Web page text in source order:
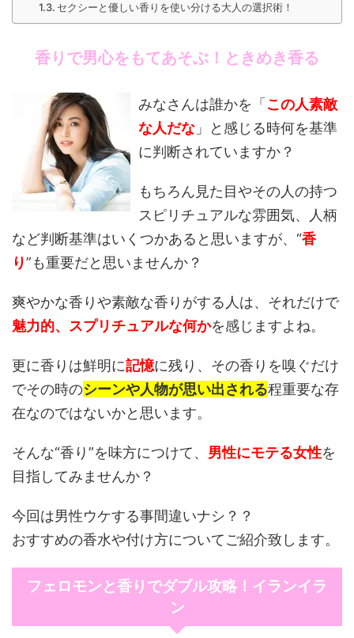
セクシーと優しい香りを使い分ける大人の選択術！
香りで男心をもてあそぶ！ときめき香る
みなさんは誰かを「 この人素敵
な人だな 」と感じる時何を基準
に判断されていますか？
もちろん見た目やその人の持つ
スピリチュアルな雰囲気、人柄
など判断基準はいくつかあると思いますが、“香
り”も重要だと思いませんか？
爽やかな香りや素敵な香りがする人は、それだけで
魅力的、スプリチュアルな何かを感じますよね。
更に香りは鮮明に記憶に残り、その香りを嗅ぐだけ
でその時のシーンや人物が思い出される程重要な存
在なのではないかと思います。
そんな“香り”を味方につけて、 男性にモテる女性を
目指してみませんか？
今回は男性ウケする事間違いナシ？？
おすすめの香水や付け方についてご紹介致します。
フェロモンと香りでダブル攻略！イランイラ
ン